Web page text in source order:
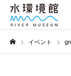
イベント